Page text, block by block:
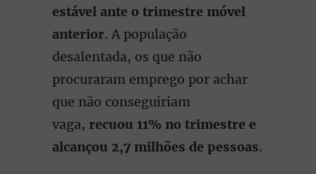
estável ante o trimestre móvel
anterior. A população
desalentada, os que não
procuraram emprego por achar
que não conseguiriam
vaga, recuou 11% no trimestre e
alcançou 2,7 milhões de pessoas.